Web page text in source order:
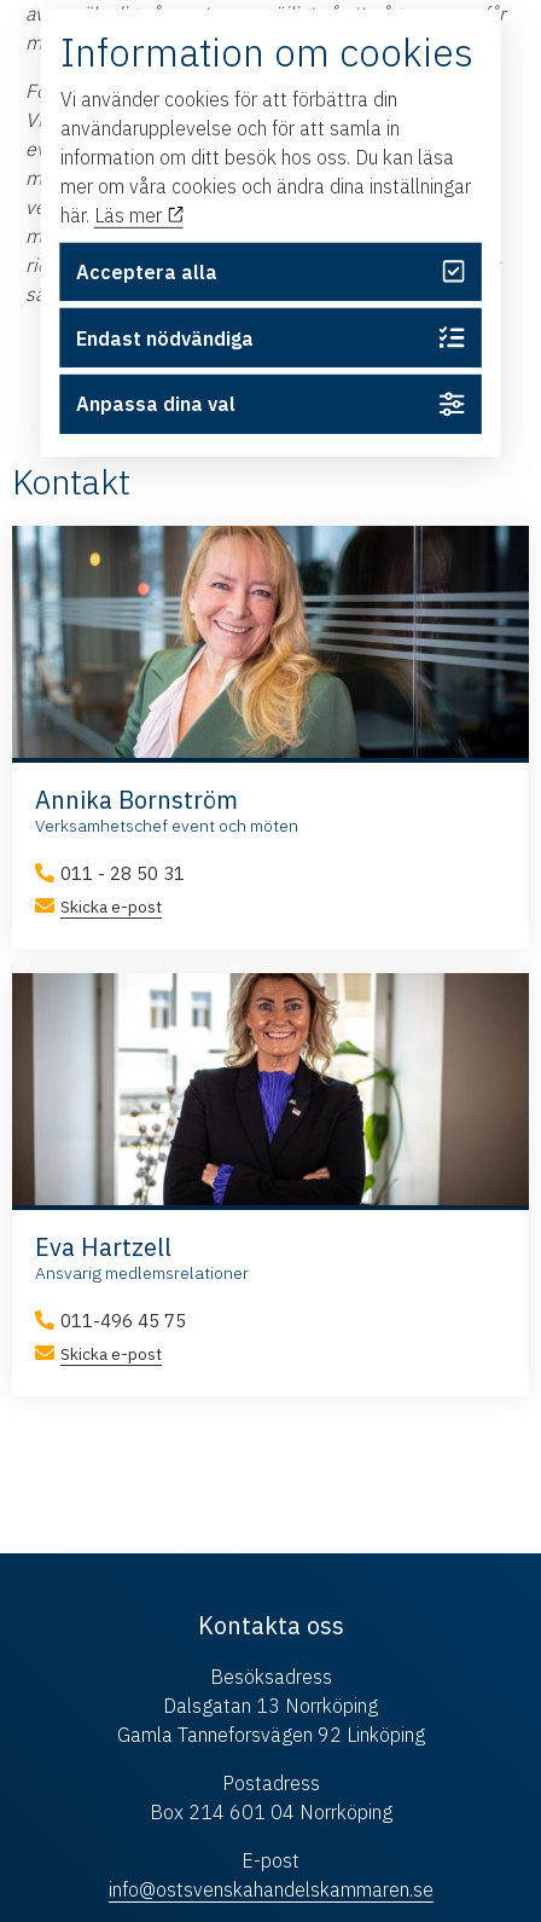
avanmäla dig så snart som möjligt så att någon annan får
möjlighet att ta din plats.
Fotografering
Vi vill uppmärksamma dig om att det i samband med
eventet kan komma att ske fotografering i syfte av att
marknadsföra Östsvenska Handelskammarens
verksamhet. Om du figurerar på en bild och vill invända
mot detta ber vi dig att kontakta
rickard.widgren@ostsvenskahandelskammaren.se eller
säga till på plats.
Kontakt
Annika Bornström
Verksamhetschef event och möten
011 - 28 50 31
Skicka e-post
Eva Hartzell
Ansvarig medlemsrelationer
011-496 45 75
Skicka e-post
Kontakta oss
Besöksadress
Dalsgatan 13 Norrköping
Gamla Tanneforsvägen 92 Linköping
Postadress
Box 214 601 04 Norrköping
E-post
info@ostsvenskahandelskammaren.se
Information om cookies
Vi använder cookies för att förbättra din
användarupplevelse och för att samla in
information om ditt besök hos oss. Du kan läsa
mer om våra cookies och ändra dina inställningar
här. Läs mer
Acceptera alla
Endast nödvändiga
Anpassa dina val